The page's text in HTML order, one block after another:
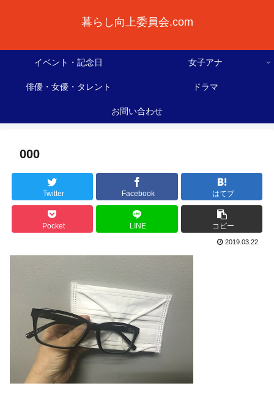
暮らし向上委員会.com
イベント・記念日 女子アナ
俳優・女優・タレント ドラマ
お問い合わせ
000
Twitter Facebook はてブ
Pocket LINE コピー
2019.03.22